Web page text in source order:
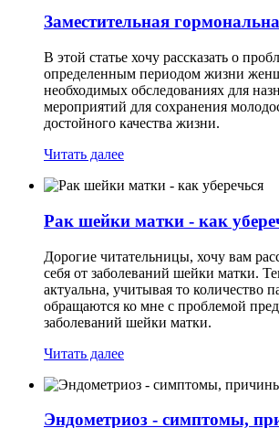
Заместительная
В этой статье хочу рассказать о
определенным периодом жизни
необходимых обследованиях для
мероприятий для сохранения
достойного качества жизни.
Читать далее
Рак шейки матки - как
Дорогие читательницы, хочу вам
себя от заболеваний шейки матки.
актуальна, учитывая то количество
обращаются ко мне с проблемой
заболеваний шейки матки.
Читать далее
Эндометриоз - симптомы,